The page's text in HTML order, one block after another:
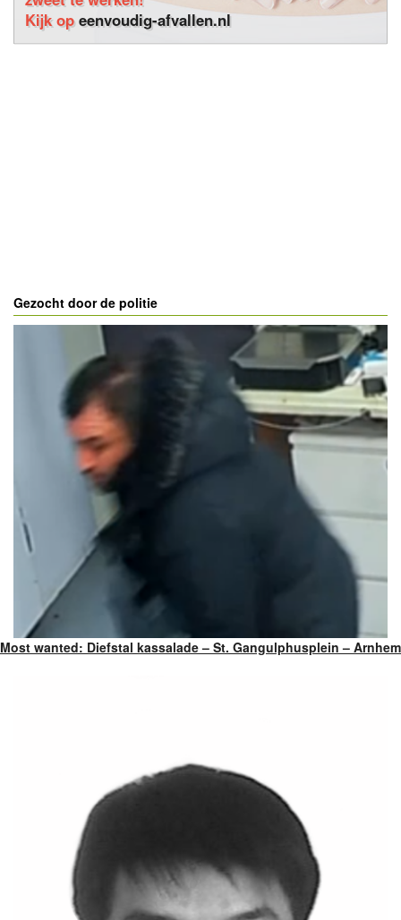
Kijk opeenvoudig-afvallen.nl
Gezocht door de politie
Most wanted: Diefstal kassalade – St. Gangulphusplein – Arnhem